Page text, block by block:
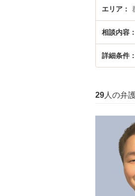
お困りの相談
エリア
相談内容
詳細条件
29 人の弁